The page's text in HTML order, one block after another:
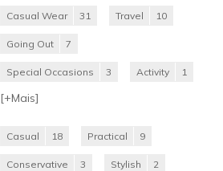
Casual Wear 31 Travel 10
Going Out 7
Special Occasions 3 Activity 1
[+Mais]
Casual 18 Practical 9
Conservative 3 Stylish 2